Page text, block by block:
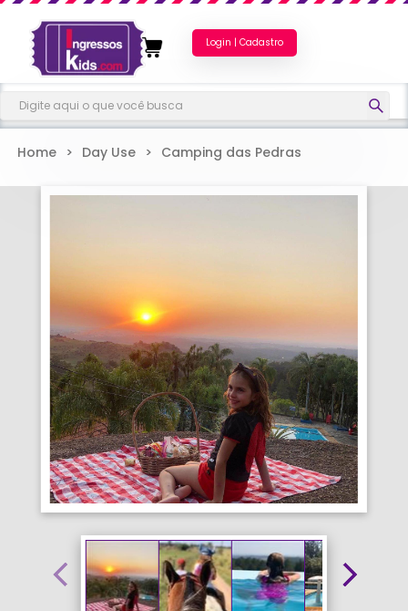
Login | Cadastro
Home > Day Use > Camping das Pedras